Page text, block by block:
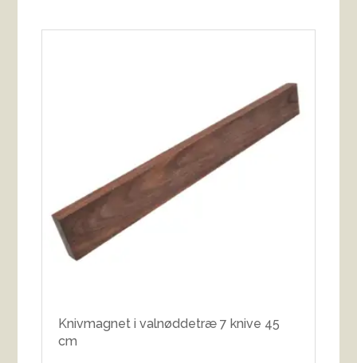
Knivmagnet i valnøddetræ 7 knive 45
cm